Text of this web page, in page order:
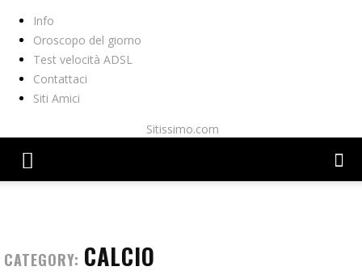
Info
Oroscopo del giorno
Test velocità ADSL
Contattaci
Siti Amici
Sitissimo.com
CATEGORY: CALCIO